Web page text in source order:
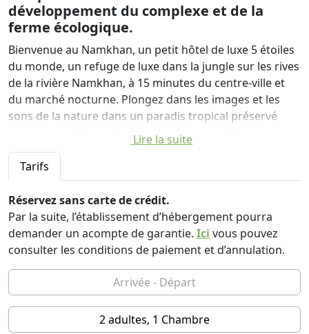
développement du complexe et de la
ferme écologique.
Bienvenue au Namkhan, un petit hôtel de luxe 5 étoiles
du monde, un refuge de luxe dans la jungle sur les rives
de la rivière Namkhan, à 15 minutes du centre-ville et
du marché nocturne. Plongez dans les images et les
sons de la nature dans un paradis tropical préservé
avec la durabilité et l'authenticité au cœur. Faites plaisir
à vos sens : savourez une délicieuse cuisine
gastronomique de la ferme à la table, détendez-vous
dans notre piscine à débordement et notre spa,
ressourcez-vous dans des jardins botaniques
luxuriants, reposez-vous dans un hébergement luxueux
qui allie tradition laotienne et touche moderne.
Inspirez votre âme avec des activités et des aventures,
notamment le yoga, le tubing et le kayak sur la rivière,
le VTT, des cours de cuisine, des visites de fermes et des
excursions dans la ville classée au patrimoine mondial
de l'UNESCO, Luang Prabang.
Lire la suite
Tarifs
Réservez sans carte de crédit.
Par la suite, l’établissement d’hébergement pourra
demander un acompte de garantie. Ici vous pouvez
consulter les conditions de paiement et d’annulation.
2 adultes, 1 Chambre